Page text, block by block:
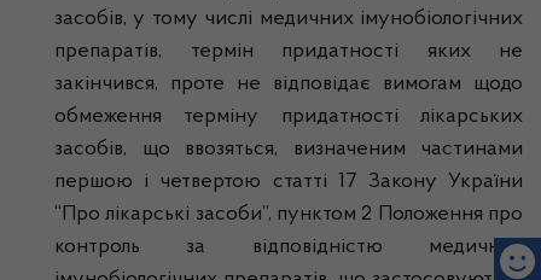
засобів, у тому числі медичних імунобіологічних
препаратів, термін придатності яких не
закінчився, проте не відповідає вимогам щодо
обмеження терміну придатності лікарських
засобів, що ввозяться, визначеним частинами
першою і четвертою статті 17 Закону України
“Про лікарські засоби”, пунктом 2 Положення про
контроль за відповідністю медичних